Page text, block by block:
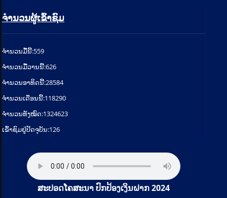
ຈຳນວນຜູ້ເຂົ້າຊົມ
ຈໍານວນມື້ນີ້:559
ຈໍານວນມື້ວານນີ້:626
ຈໍານວນອາທິດນີ້:28584
ຈໍານວນເດືອນນີ້:118290
ຈຳນວນທັງໝົດ:1324623
ເຂົ້າຊົມຢູ່ປັດຈຸບັນ:126
ສະປອດໂຄສະນາ ປົກປ້ອງເງິນຝາກ 2024